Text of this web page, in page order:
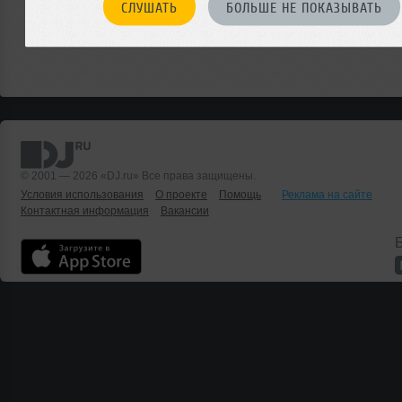
СЛУШАТЬ БОЛЬШЕ НЕ ПОКАЗЫВАТЬ
© 2001 — 2026 «DJ.ru» Все права защищены.
Условия использования
О проекте Помощь
Реклама на сайте
Контактная информация
Вакансии